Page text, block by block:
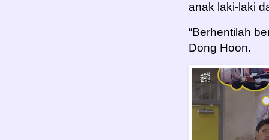
anak laki-laki
“Berhentilah
Dong Hoon.